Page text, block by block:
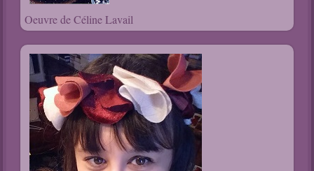
Oeuvre de Céline Lavail